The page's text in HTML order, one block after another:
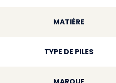
MATIÈRE
TYPE DE PILES